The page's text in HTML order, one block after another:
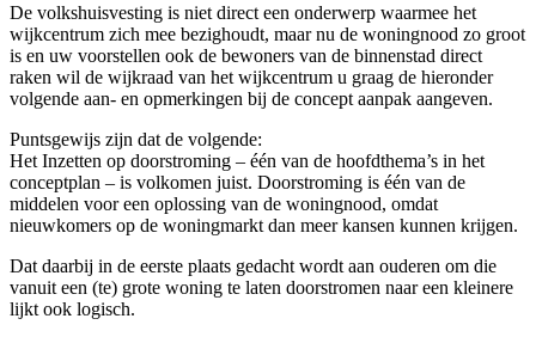
De volkshuisvesting is niet direct een onderwerp waarmee het
wijkcentrum zich mee bezighoudt, maar nu de woningnood zo groot
is en uw voorstellen ook de bewoners van de binnenstad direct
raken wil de wijkraad van het wijkcentrum u graag de hieronder
volgende aan- en opmerkingen bij de concept aanpak aangeven.
Puntsgewijs zijn dat de volgende:
Het Inzetten op doorstroming – één van de hoofdthema’s in het
conceptplan – is volkomen juist. Doorstroming is één van de
middelen voor een oplossing van de woningnood, omdat
nieuwkomers op de woningmarkt dan meer kansen kunnen krijgen.
Dat daarbij in de eerste plaats gedacht wordt aan ouderen om die
vanuit een (te) grote woning te laten doorstromen naar een kleinere
lijkt ook logisch.